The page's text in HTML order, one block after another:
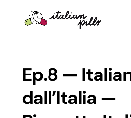
Ep.8 —
dall’Italia —